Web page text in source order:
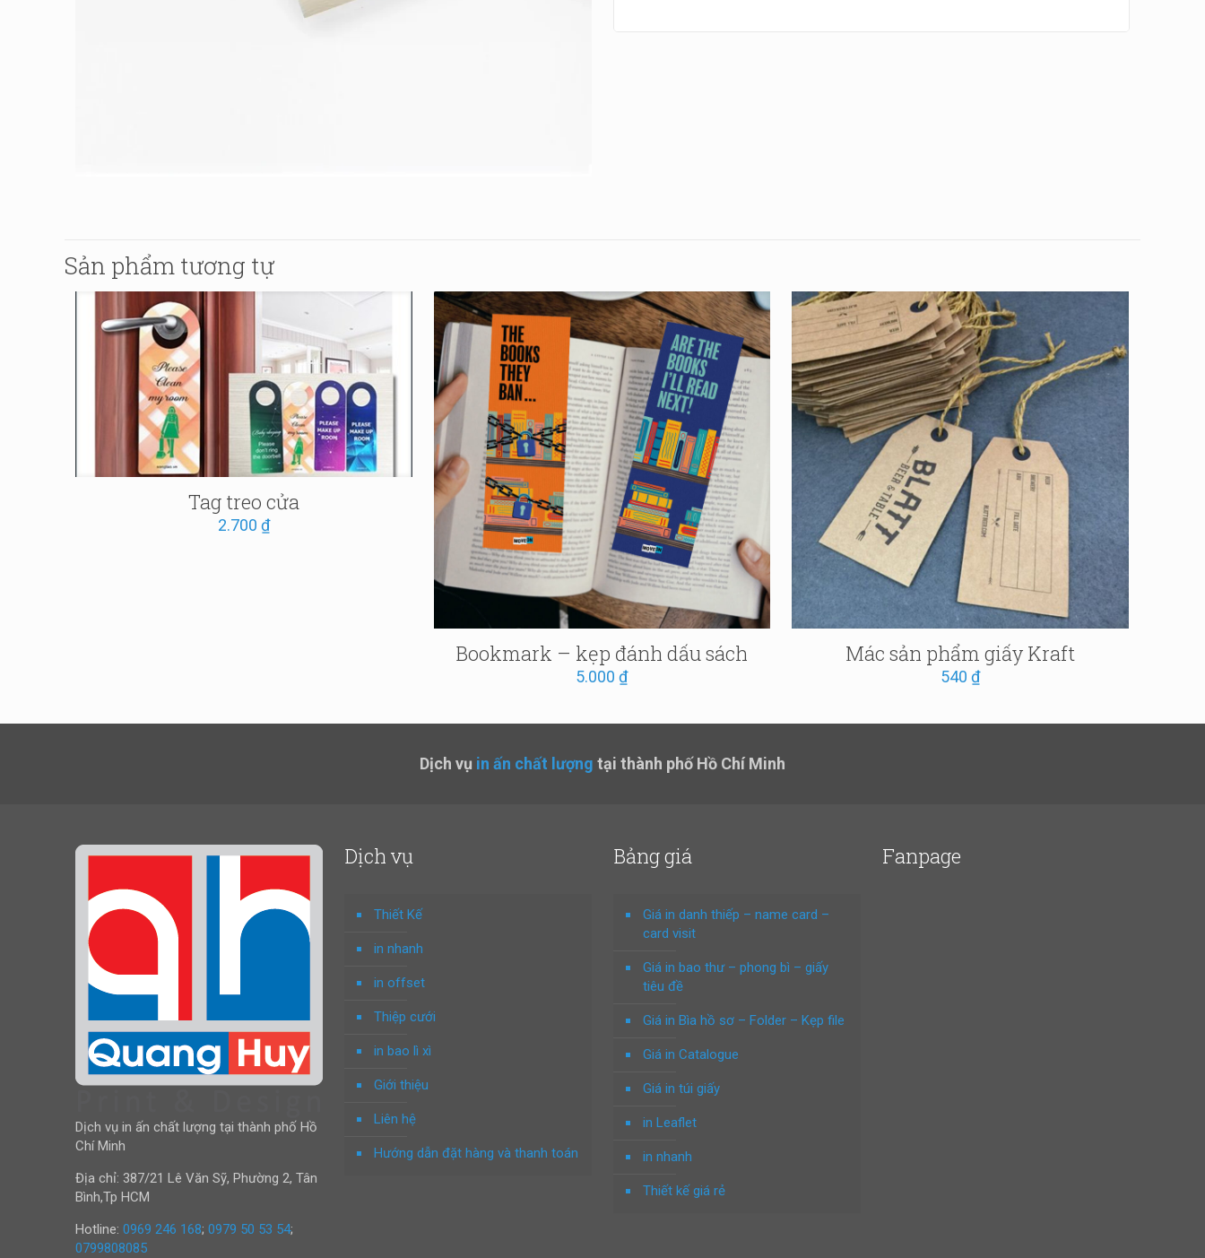
Sản phẩm tương tự
Tag treo cửa
2.700 ₫
Bookmark – kẹp đánh dấu sách
5.000₫
Mác sản phẩm giấy Kraft
540 ₫
Dịch vụ in ấn chất lượng tại thành phố Hồ Chí Minh
Dịch vụ in ấn chất lượng tại thành phố Hồ
Chí Minh
Địa chỉ: 387/21 Lê Văn Sỹ, Phường 2, Tân
Bình,Tp HCM
Hotline: 0969 246 168; 0979 50 53 54;
0799808085
Dịch vụ
Thiết Kế
in nhanh
in offset
Thiệp cưới
in bao lì xì
Giới thiệu
Liên hệ
Hướng dẫn đặt hàng và thanh toán
Bảng giá
Giá in danh thiếp – name card –
card visit
Giá in bao thư – phong bì – giấy
tiêu đề
Giá in Bìa hồ sơ – Folder – Kẹp file
Giá in Catalogue
Giá in túi giấy
in Leaflet
in nhanh
Thiết kế giá rẻ
Fanpage